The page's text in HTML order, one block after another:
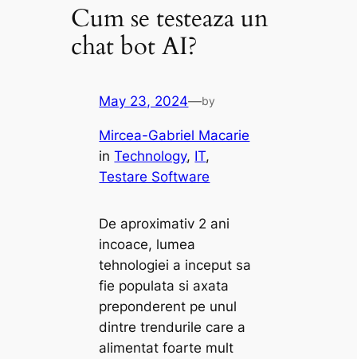
Cum se testeaza un
chat bot AI?
May 23, 2024—by
Mircea-Gabriel Macarie
inTechnology, IT
Testare Software
De aproximativ 2 ani
incoace, lumea
tehnologiei a inceput sa
fie populata si axata
preponderent pe unul
dintre trendurile care a
alimentat foarte mult